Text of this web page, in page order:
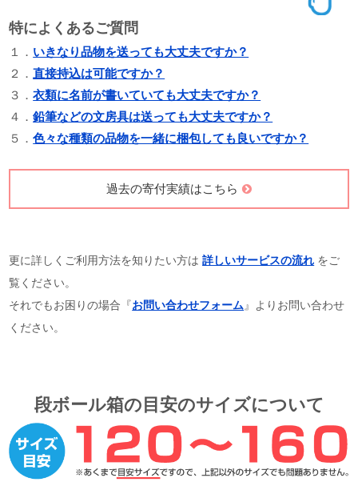
特によくあるご質問
１． いきなり品物を送っても大丈夫ですか？
２．直接持込は可能ですか？
３．衣類に名前が書いていても大丈夫ですか？
４．鉛筆などの文房具は送っても大丈夫ですか？
５．色々な種類の品物を一緒に梱包しても良いですか？
過去の寄付実績はこちら
更に詳しくご利用方法を知りたい方は詳しいサービスの流れ をご
覧ください。
それでもお困りの場合『お問い合わせフォーム』よりお問い合わせ
ください。
段ボール箱の目安のサイズについて